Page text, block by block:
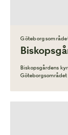
Biskopsgårdens
Göteborgsområdet